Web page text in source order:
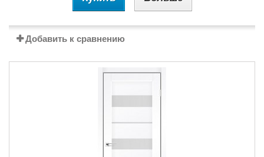
Добавить к сравнению